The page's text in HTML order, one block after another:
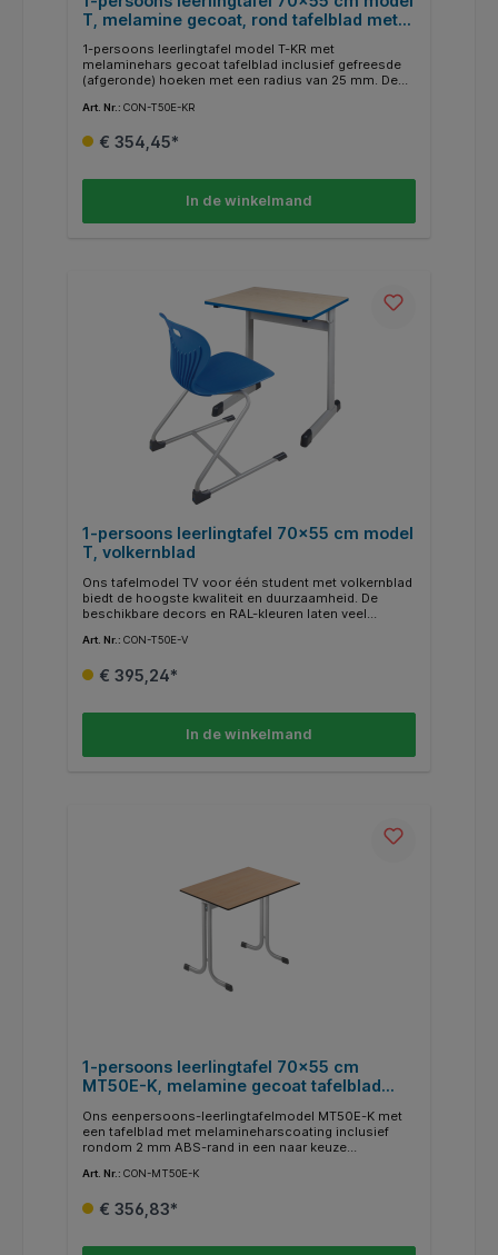
T, melamine gecoat, rond tafelblad met
1-persoons leerlingtafel model T-KR met
melaminehars gecoat tafelblad inclusief gefreesde
(afgeronde) hoeken met een radius van 25 mm. De
randen. De beschikbare decors en RAL-kleuren laten
tafelframe is een maphaak met afgeronde hoeken
verkrijgbaar (FG-ST).
Art. Nr.: CON-T50E-KR
€ 354,45*
In de winkelmand
1-persoons leerlingtafel 70x55 cm model
T, volkernblad
Ons tafelmodel TV voor één student met volkernblad
biedt de hoogste kwaliteit en duurzaamheid. De
beschikbare decors en RAL-kleuren laten veel
tafelframe is een maphaak met afgeronde hoeken
van afgeronde, recyclebare ABS-kunststof doppen.
Art. Nr.: CON-T50E-V
€ 395,24*
In de winkelmand
1-persoons leerlingtafel 70x55 cm
MT50E-K, melamine gecoat tafelblad
Ons eenpersoons-leerlingtafelmodel MT50E-K met
een tafelblad met melamineharscoating inclusief
rondom 2 mm ABS-rand in een naar keuze
uitvoeringen. De beschikbare decors en RAL-kleuren
van het tafelframe is een maphaak met afgeronde
Art. Nr.: CON-MT50E-K
€ 356,83*